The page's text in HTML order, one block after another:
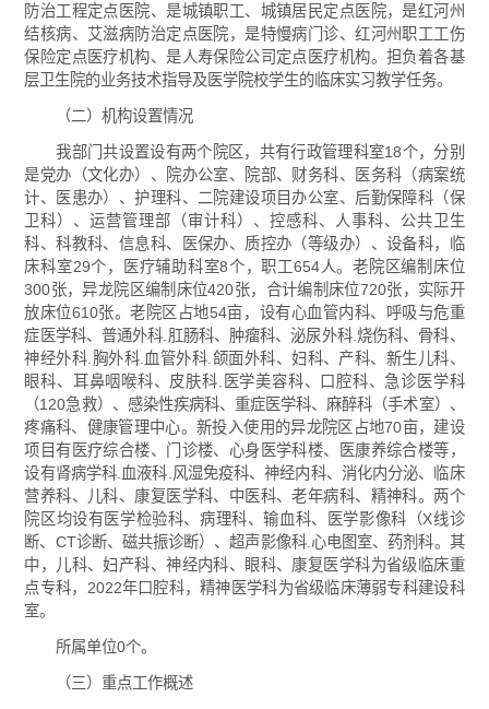
防治工程定点医院、是城镇职工、城镇居民定点医院，是红河州
结核病、艾滋病防治定点医院，是特慢病门诊、红河州职工工伤
保险定点医疗机构、是人寿保险公司定点医疗机构。担负着各基
层卫生院的业务技术指导及医学院校学生的临床实习教学任务。
（二）机构设置情况
我部门共设置设有两个院区，共有行政管理科室18个，分别
是党办（文化办）、院办公室、院部、财务科、医务科（病案统
计、医患办）、护理科、二院建设项目办公室、后勤保障科（保
卫科）、运营管理部（审计科）、控感科、人事科、公共卫生
科、科教科、信息科、医保办、质控办（等级办）、设备科，临
床科室29个，医疗辅助科室8个，职工654人。老院区编制床位
300张，异龙院区编制床位420张，合计编制床位720张，实际开
放床位610张。老院区占地54亩，设有心血管内科、呼吸与危重
症医学科、普通外科.肛肠科、肿瘤科、泌尿外科.烧伤科、骨科、
神经外科.胸外科.血管外科.颌面外科、妇科、产科、新生儿科、
眼科、耳鼻咽喉科、皮肤科.医学美容科、口腔科、急诊医学科
（120急救）、感染性疾病科、重症医学科、麻醉科（手术室）、
疼痛科、健康管理中心。新投入使用的异龙院区占地70亩，建设
项目有医疗综合楼、门诊楼、心身医学科楼、医康养综合楼等，
设有肾病学科.血液科.风湿免疫科、神经内科、消化内分泌、临床
营养科、儿科、康复医学科、中医科、老年病科、精神科。两个
院区均设有医学检验科、病理科、输血科、医学影像科（X线诊
断、CT诊断、磁共振诊断）、超声影像科.心电图室、药剂科。其
中，儿科、妇产科、神经内科、眼科、康复医学科为省级临床重
点专科，2022年口腔科，精神医学科为省级临床薄弱专科建设科
室。
所属单位0个。
（三）重点工作概述